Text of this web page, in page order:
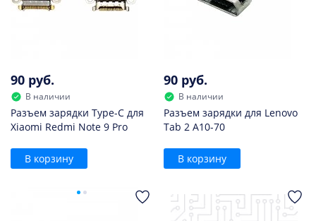
90 руб.
В наличии
Разъем зарядки Type-C для
Xiaomi Redmi Note 9 Pro
В корзину
90 руб.
В наличии
Разъем зарядки для Lenovo
Tab 2 A10-70
В корзину